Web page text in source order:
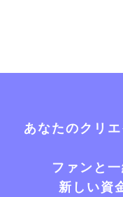
あなたのクリ
ファンと
新しい資